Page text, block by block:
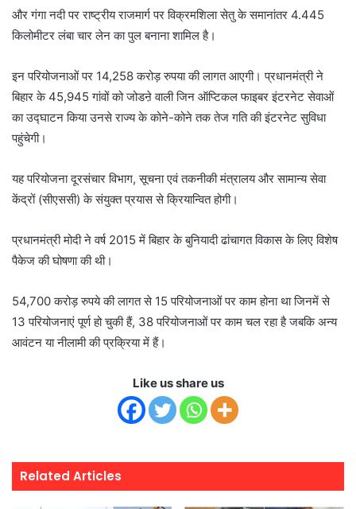
और गंगा नदी पर राष्ट्रीय राजमार्ग पर विक्रमशिला सेतु के समानांतर 4.445
किलोमीटर लंबा चार लेन का पुल बनाना शामिल है।
इन परियोजनाओं पर 14,258 करोड़ रुपया की लागत आएगी। प्रधानमंत्री ने
बिहार के 45,945 गांवों को जोडऩे वाली जिन ऑप्टिकल फाइबर इंटरनेट सेवाओं
का उद्घाटन किया उनसे राज्य के कोने-कोने तक तेज गति की इंटरनेट सुविधा
पहुंचेगी।
यह परियोजना दूरसंचार विभाग, सूचना एवं तकनीकी मंत्रालय और सामान्य सेवा
केंद्रों (सीएससी) के संयुक्त प्रयास से क्रियान्वित होगी।
प्रधानमंत्री मोदी ने वर्ष 2015 में बिहार के बुनियादी ढांचागत विकास के लिए विशेष
पैकेज की घोषणा की थी।
54,700 करोड़ रुपये की लागत से 15 परियोजनाओं पर काम होना था जिनमें से
13 परियोजनाएं पूर्ण हो चुकी हैं, 38 परियोजनाओं पर काम चल रहा है जबकि अन्य
आवंटन या नीलामी की प्रक्रिया में हैं।
Like us share us
Related Articles